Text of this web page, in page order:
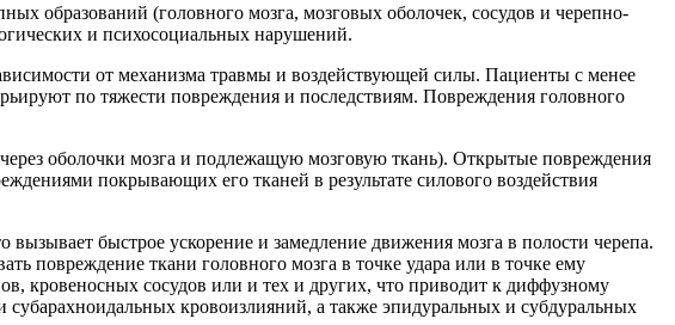
образований (головного мозга, мозговых оболочек, сосудов и черепно-
и психосоциальных нарушений.
от механизма травмы и воздействующей силы. Пациенты с менее
по тяжести повреждения и последствиям. Повреждения головного
оболочки мозга и подлежащую мозговую ткань). Открытые повреждения
покрывающих его тканей в результате силового воздействия
быстрое ускорение и замедление движения мозга в полости черепа.
повреждение ткани головного мозга в точке удара или в точке ему
кровеносных сосудов или и тех и других, что приводит к диффузному
кровоизлияний, а также эпидуральных и субдуральных